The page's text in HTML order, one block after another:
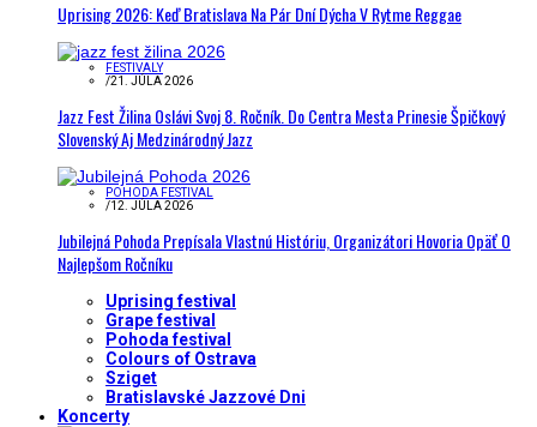
Uprising 2026: Keď Bratislava Na Pár Dní Dýcha V Rytme Reggae
FESTIVALY
/21. JÚLA 2026
Jazz Fest Žilina Oslávi Svoj 8. Ročník. Do Centra Mesta Prinesie Špičkový
Slovenský Aj Medzinárodný Jazz
POHODA FESTIVAL
/12. JÚLA 2026
Jubilejná Pohoda Prepísala Vlastnú Históriu, Organizátori Hovoria Opäť O
Najlepšom Ročníku
Uprising festival
Grape festival
Pohoda festival
Colours of Ostrava
Sziget
Bratislavské Jazzové Dni
Koncerty